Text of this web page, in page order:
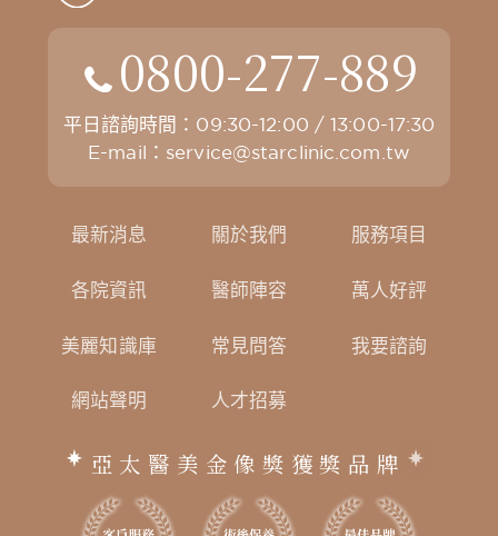
0800-277-889
平日諮詢時間：09:30-12:00 / 13:00-17:30
E-mail： service@starclinic.com.tw
最新消息 關於我們 服務項目
各院資訊 醫師陣容 萬人好評
美麗知識庫 常見問答 我要諮詢
網站聲明 人才招募
亞太醫美金像獎獲獎品牌